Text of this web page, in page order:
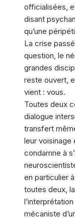
officialisées,
disant
qu’une
La crise
question, le
grandes
reste ouvert,
vient : vous.
Toutes deux
dialogue
transfert
leur voisinage
condamne à
en particulier
toutes deux,
mécaniste